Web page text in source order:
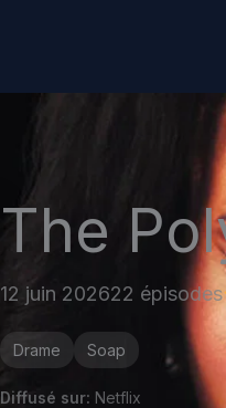
The
12 juin 202622 épisodes
Drame Soap
Diffusé sur: Netflix